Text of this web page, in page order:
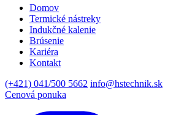
Domov
Termické nástreky
Indukčné kalenie
Brúsenie
Kariéra
Kontakt
(+421) 041/500 5662 info@hstechnik.sk
Cenová ponuka